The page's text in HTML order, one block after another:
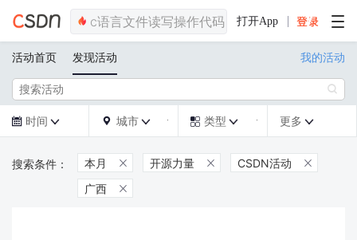
打开App
活动首页 发现活动 我的活动

 时间   城市   类型  更多 
本月  开源力量  CSDN活动 
广西 